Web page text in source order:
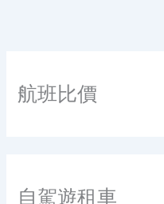
航班比價
自駕遊租車